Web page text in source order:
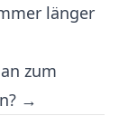
länger
zum
→